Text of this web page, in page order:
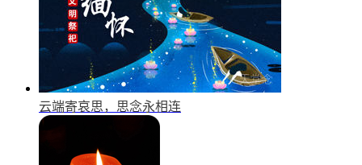
云端寄哀思，思念永相连